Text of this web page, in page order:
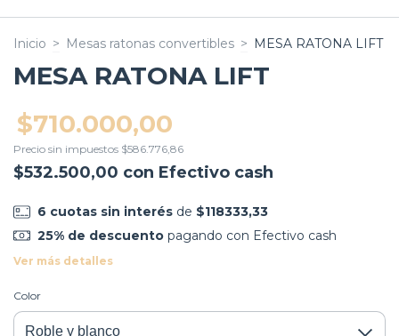
Inicio > Mesas ratonas convertibles > MESA RATONA LIFT
MESA RATONA LIFT
$710.000,00
Precio sin impuestos $586.776,86
$532.500,00 con Efectivo cash
6 cuotas sin interésde $118333,33
25% de descuentopagando con Efectivo cash
Ver más detalles
Color